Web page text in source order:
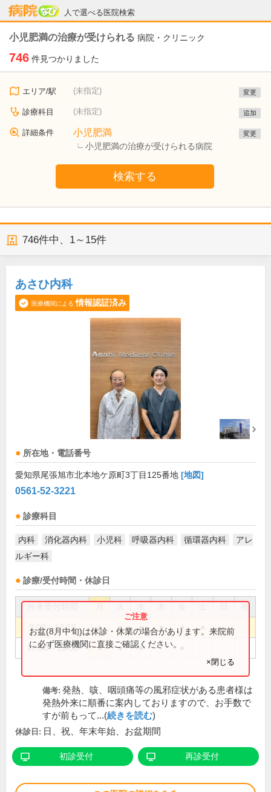
人で選べる医院検索
病院なび
小児肥満の治療が受けられる 病院・クリニック
746 件見つかりました
エリア/駅 (未指定) 変更
診療科目 (未指定) 追加
詳細条件 小児肥満
小児肥満の治療が受けられる病院
変更
検索する
746件中、 1～15件
あさひ内科
医療機関による 情報認証済み
所在地・電話番号
愛知県尾張旭市北本地ケ原町3丁目125番地 [地図]
0561-52-3221
診療科目
内科 消化器内科 小児科 呼吸器内科 循環器内科
アレ
ルギー科
診療/受付時間・休診日
祝
9:00～12:10 ● ● ● ● ●
16:30～19:00 ● ● ●
お盆(8月中旬)は休診・休業の場合があります。来院前
に必ず医療機関に直接ご確認ください。
×閉じる
備考: 発熱、咳、咽頭痛等の風邪症状がある患者様は
発熱外来に順番に案内しておりますので、お手数で
すが前もって...(続きを読む)
休診日: 日、祝、年末年始、お盆期間
初診受付 再診受付